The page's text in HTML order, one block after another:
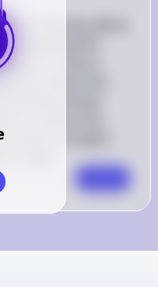
in Russian about
is dealing with
for a trip to
about the
certain
it's about the
concepts
help!